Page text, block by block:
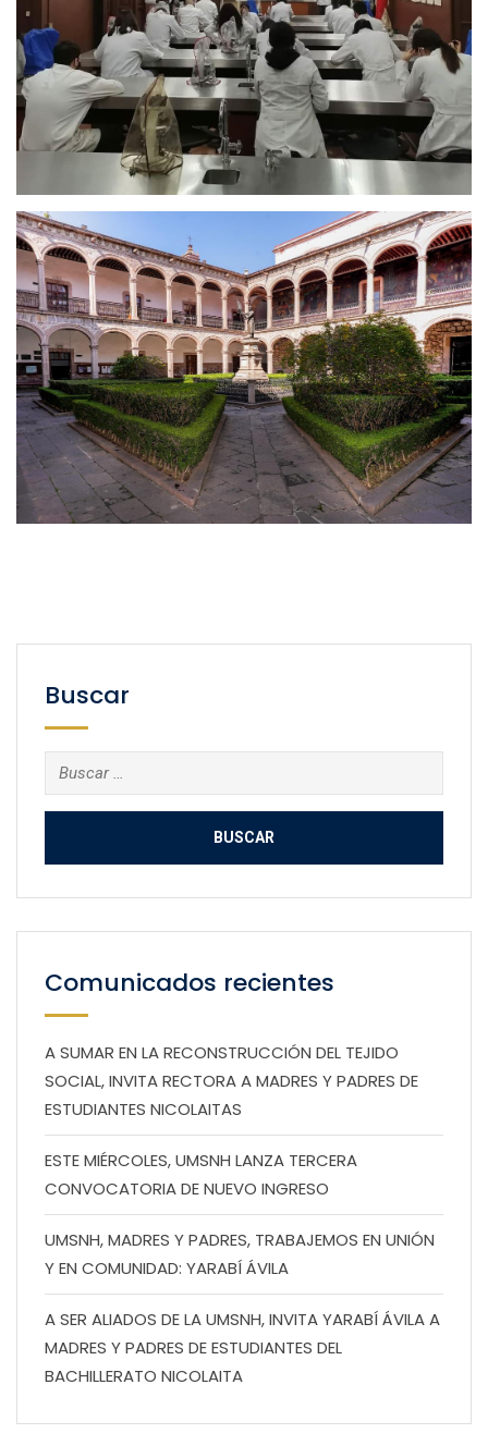
Buscar
Buscar:
Comunicados recientes
A SUMAR EN LA RECONSTRUCCIÓN DEL TEJIDO
SOCIAL, INVITA RECTORA A MADRES Y PADRES DE
ESTUDIANTES NICOLAITAS
ESTE MIÉRCOLES, UMSNH LANZA TERCERA
CONVOCATORIA DE NUEVO INGRESO
UMSNH, MADRES Y PADRES, TRABAJEMOS EN UNIÓN
Y EN COMUNIDAD: YARABÍ ÁVILA
A SER ALIADOS DE LA UMSNH, INVITA YARABÍ ÁVILA A
MADRES Y PADRES DE ESTUDIANTES DEL
BACHILLERATO NICOLAITA